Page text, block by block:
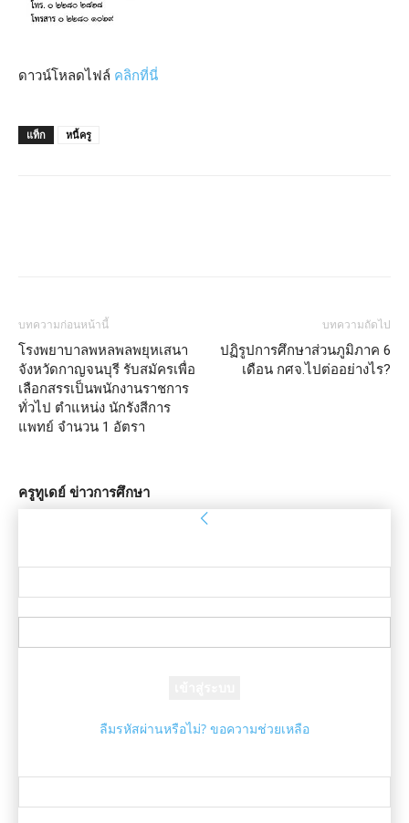
ดาวน์โหลดไฟล์ คลิกที่นี่
แท็ก หนี้ครู
บทความก่อนหน้านี้
โรงพยาบาลพหลพลพยุหเสนา
จังหวัดกาญจนบุรี รับสมัครเพื่อ
เลือกสรรเป็นพนักงานราชการ
ทั่วไป ตำแหน่ง นักรังสีการ
แพทย์ จำนวน 1 อัตรา
บทความถัดไป
ปฏิรูปการศึกษาส่วนภูมิภาค 6
เดือน กศจ.ไปต่ออย่างไร?
ครูทูเดย์ ข่าวการศึกษา
ลืมรหัสผ่านหรือไม่? ขอความช่วยเหลือ